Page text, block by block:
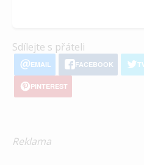
Sdílejte s přáteli
EMAIL FACEBOOK
PINTEREST
Reklama